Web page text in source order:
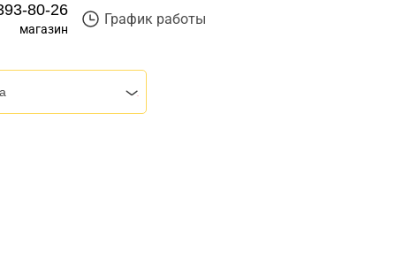
80-26
магазин
График работы